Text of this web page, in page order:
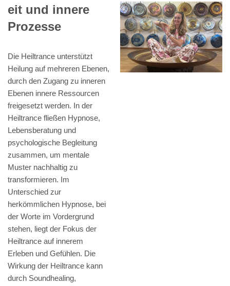
eit und innere
Prozesse
Die Heiltrance unterstützt
Heilung auf mehreren Ebenen,
durch den Zugang zu inneren
Ebenen innere Ressourcen
freigesetzt werden. In der
Heiltrance fließen Hypnose,
Lebensberatung und
psychologische Begleitung
zusammen, um mentale
Muster nachhaltig zu
transformieren. Im
Unterschied zur
herkömmlichen Hypnose, bei
der Worte im Vordergrund
stehen, liegt der Fokus der
Heiltrance auf innerem
Erleben und Gefühlen. Die
Wirkung der Heiltrance kann
durch Soundhealing,